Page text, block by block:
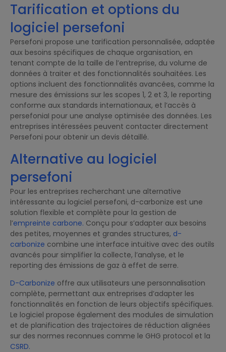
Tarification et options du
logiciel persefoni
Persefoni propose une tarification personnalisée, adaptée
aux besoins spécifiques de chaque organisation, en
tenant compte de la taille de l’entreprise, du volume de
données à traiter et des fonctionnalités souhaitées. Les
options incluent des fonctionnalités avancées, comme la
mesure des émissions sur les scopes 1, 2 et 3, le reporting
conforme aux standards internationaux, et l’accès à
persefoniaI pour une analyse optimisée des données. Les
entreprises intéressées peuvent contacter directement
Persefoni pour obtenir un devis détaillé.
Alternative au logiciel
persefoni
Pour les entreprises recherchant une alternative
intéressante au logiciel persefoni, d-carbonize est une
solution flexible et complète pour la gestion de
l’empreinte carbone. Conçu pour s’adapter aux besoins
des petites, moyennes et grandes structures, d-
carbonize combine une interface intuitive avec des outils
avancés pour simplifier la collecte, l’analyse, et le
reporting des émissions de gaz à effet de serre.
D-Carbonize offre aux utilisateurs une personnalisation
complète, permettant aux entreprises d’adapter les
fonctionnalités en fonction de leurs objectifs spécifiques.
Le logiciel propose également des modules de simulation
et de planification des trajectoires de réduction alignées
sur des normes reconnues comme le GHG protocol et la
CSRD.